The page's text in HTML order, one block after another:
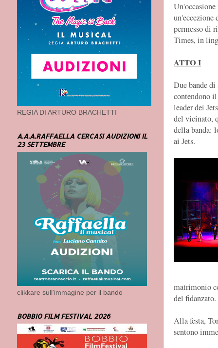
un'eccezione
permesso di
Times, in
ATTO I
Due bande
contendono
leader dei
del vicinato,
della banda:
ai Jets.
matrimonio
del fidanzato.
Alla festa,
sentono
REGIA DI ARTURO BRACHETTI
A.A.A.RAFFAELLA CERCASI AUDIZIONI IL
23 SETTEMBRE
clikkare sull'immagine per il bando
BOBBIO FILM FESTIVAL 2026